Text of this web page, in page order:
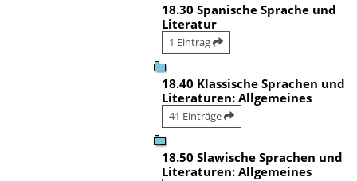
18.30 Spanische Sprache und
Literatur
1 Eintrag
18.40 Klassische Sprachen und
Literaturen: Allgemeines
41 Einträge
18.50 Slawische Sprachen und
Literaturen: Allgemeines